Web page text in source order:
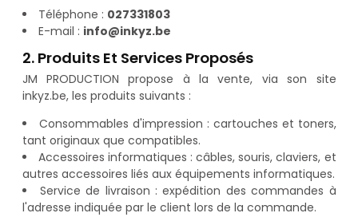
Téléphone : 027331803
E-mail : info@inkyz.be
2. Produits Et Services Proposés
JM PRODUCTION propose à la vente, via son site
inkyz.be, les produits suivants :
Consommables d'impression : cartouches et toners,
tant originaux que compatibles.
Accessoires informatiques : câbles, souris, claviers, et
autres accessoires liés aux équipements informatiques.
Service de livraison : expédition des commandes à
l'adresse indiquée par le client lors de la commande.